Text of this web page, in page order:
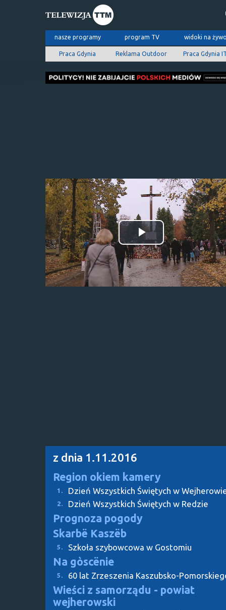
nasze programy program TV widoki na
Praca Gdynia Reklama Outdoor Praca Gdynia
Odtwórz
wideo
z dnia 1.11.2016
Region okiem kamery
1. Dzień Wszystkich Świętych w
2. Dzień Wszystkich Świętych w Redzie
Prognoza pogody
Skarbë Kaszëb
5. Szkoła szybowcowa w Gostomiu
Na gòscënie
5. 60 lat Zrzeszenia Kaszubsko-
Wieści z samorządu - powiat
wejherowski